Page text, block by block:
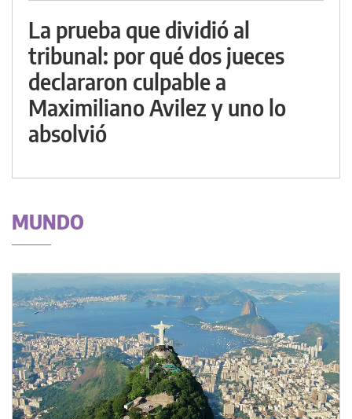
La prueba que dividió al
tribunal: por qué dos jueces
declararon culpable a
Maximiliano Avilez y uno lo
absolvió
MUNDO